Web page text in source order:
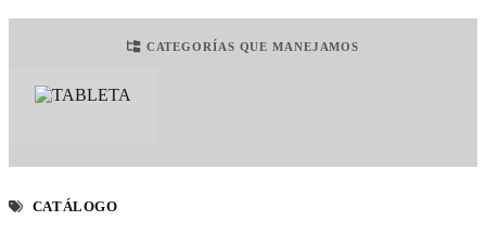
CATEGORÍAS QUE MANEJAMOS
CATÁLOGO